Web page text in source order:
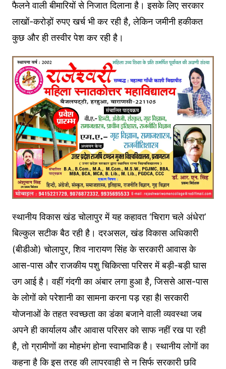
फैलने वाली बीमारियों से निजात दिलाना है। इसके लिए सरकार
लाखों-करोड़ों रुपए खर्च भी कर रही है, लेकिन जमीनी हकीकत
कुछ और ही तस्वीर पेश कर रही है।
स्थानीय विकास खंड चोलापुर में यह कहावत ‘चिराग चले अंधेरा’
बिल्कुल सटीक बैठ रही है। दरअसल, खंड विकास अधिकारी
(बीडीओ) चोलापुर, शिव नारायण सिंह के सरकारी आवास के
आस-पास और राजकीय पशु चिकित्सा परिसर में बड़ी-बड़ी घास
उग आई है। वहीं गंदगी का अंबार लगा हुआ है, जिससे आस-पास
के लोगों को परेशानी का सामना करना पड़ रहा हैl सरकारी
योजनाओं के तहत स्वच्छता का डंका बजाने वाली व्यवस्था जब
अपने ही कार्यालय और आवास परिसर को साफ नहीं रख पा रही
है, तो ग्रामीणों का मोहभंग होना स्वाभाविक है। स्थानीय लोगों का
कहना है कि इस तरह की लापरवाही से न सिर्फ सरकारी छवि